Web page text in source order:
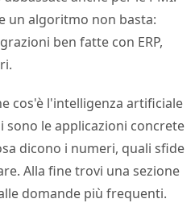
un algoritmo non basta:
ben fatte con ERP,
cos'è l'intelligenza artificiale
sono le applicazioni concrete
dicono i numeri, quali sfide
Alla fine trovi una sezione
domande più frequenti.